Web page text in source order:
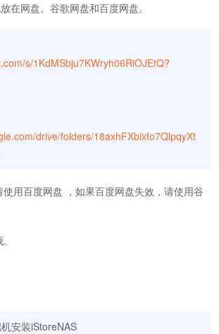
在网盘。谷歌网盘和百度网盘。
s/1KdMSbju7KWryh06RiOJEtQ?
drive/folders/18axhFXbixfo7QlpqyXt
用百度网盘 ，如果百度网盘失效，请使用谷
安装iStoreNAS